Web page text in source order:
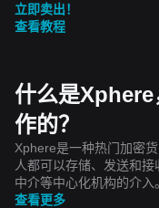
立即卖出！
查看教程
什么是
作的？
Xphere是一种热门加密
人都可以存储、发送和
中介等中心化机构的介入。
查看更多